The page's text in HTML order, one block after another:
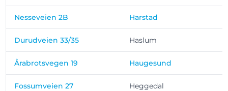
Nesseveien 2B Harstad
Durudveien 33/35 Haslum
Årabrotsvegen 19 Haugesund
Fossumveien 27 Heggedal